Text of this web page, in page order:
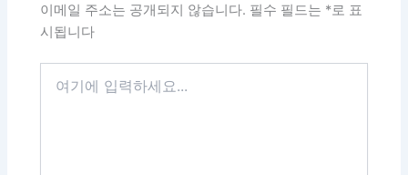
이메일 주소는 공개되지 않습니다. 필수 필드는 *로 표
시됩니다